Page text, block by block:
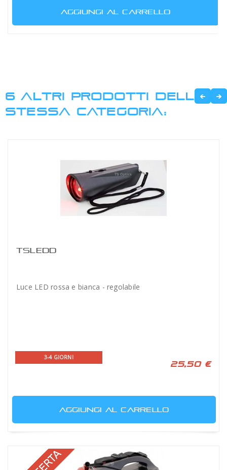
AGGIUNGI AL CARRELLO
6 ALTRI PRODOTTI DELLA
STESSA CATEGORIA:
TSLEDD
Luce LED rossa e bianca - regolabile
3-4 GIORNI
25,50 €
AGGIUNGI AL CARRELLO